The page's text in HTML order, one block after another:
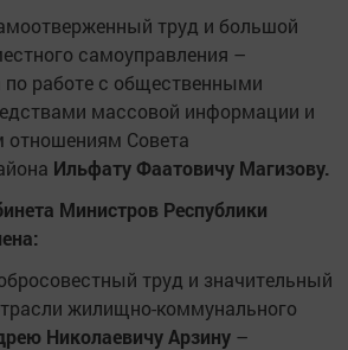
труд и большой
самоуправления –
по работе с общественными
массовой информации и
Совета
Ильфату Фаатовичу Магизову.
Министров Республики
труд и значительный
жилищно-коммунального
Николаевичу Арзину –